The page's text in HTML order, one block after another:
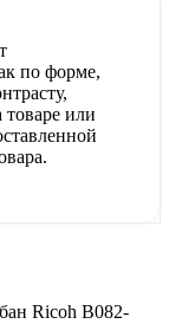
по форме,
товаре или
Ricoh B082-